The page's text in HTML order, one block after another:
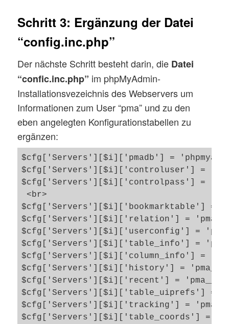
Schritt 3: Ergänzung der Datei
“config.inc.php”
Der nächste Schritt besteht darin, die Datei
“confic.inc.php” im phpMyAdmin-
Installationsvezeichnis des Webservers um
Informationen zum User “pma” und zu den
eben angelegten Konfigurationstabellen zu
ergänzen:
$cfg['Servers'][$i]['pmadb'] =
$cfg['Servers'][$i]['controluser'] =
$cfg['Servers'][$i]['controlpass'] =
<br>
$cfg['Servers'][$i]['bookmarktable'] =
$cfg['Servers'][$i]['relation'] =
$cfg['Servers'][$i]['userconfig'] =
$cfg['Servers'][$i]['table_info'] =
$cfg['Servers'][$i]['column_info'] =
$cfg['Servers'][$i]['history'] =
$cfg['Servers'][$i]['recent'] =
$cfg['Servers'][$i]['table_uiprefs'] =
$cfg['Servers'][$i]['tracking'] =
$cfg['Servers'][$i]['table_coords'] =